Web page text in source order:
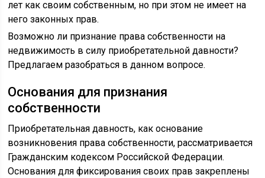
лет как своим собственным, но при этом не имеет на
него законных прав.
Возможно ли признание права собственности на
недвижимость в силу приобретательной давности?
Предлагаем разобраться в данном вопросе.
Основания для признания
собственности
Приобретательная давность, как основание
возникновения права собственности, рассматривается
Гражданским кодексом Российской Федерации.
Основания для фиксирования своих прав закреплены